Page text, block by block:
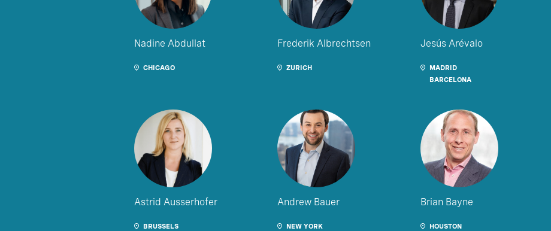
Nadine Abdullat
CHICAGO
Frederik Albrechtsen
ZURICH
Jesús Arévalo
MADRID
BARCELONA
Astrid Ausserhofer
BRUSSELS
Andrew Bauer
NEW YORK
Brian Bayne
HOUSTON